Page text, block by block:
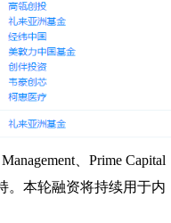
、Prime Capital
。本轮融资将持续用于内